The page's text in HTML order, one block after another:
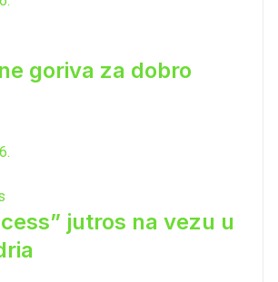
goriva za dobro
jutros na vezu u